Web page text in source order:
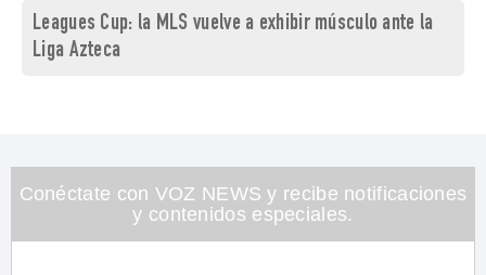
Leagues Cup: la MLS vuelve a exhibir músculo ante la
Liga Azteca
Conéctate con VOZ NEWS y recibe notificaciones
y contenidos especiales.